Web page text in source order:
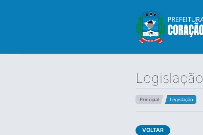
Legislação
Principal Legislação
VOLTAR